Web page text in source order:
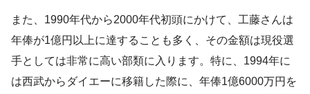
また、1990年代から2000年代初頭にかけて、工藤さんは
年俸が1億円以上に達することも多く、その金額は現役選
手としては非常に高い部類に入ります。特に、1994年に
は西武からダイエーに移籍した際に、年俸1億6000万円を